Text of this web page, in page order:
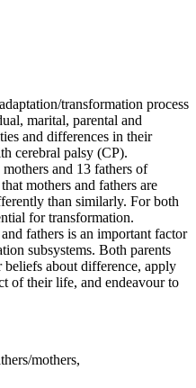
transformation process
marital, parental and
and differences in their
cerebral palsy (CP).
and 13 fathers of
mothers and fathers are
than similarly. For both
for transformation.
fathers is an important factor
subsystems. Both parents
about difference, apply
of their life, and endeavour to
mothers,